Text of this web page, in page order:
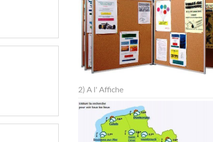
2) A l' Affiche